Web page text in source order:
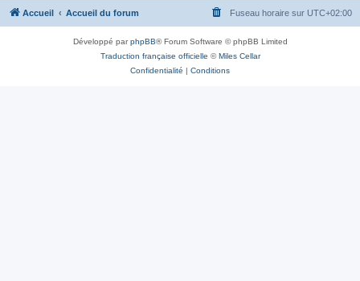
Accueil Accueil du forum Fuseau horaire sur UTC+02:00
Développé parphpBB® Forum Software © phpBB Limited
Traduction française officielle ©Miles Cellar
Confidentialité | Conditions